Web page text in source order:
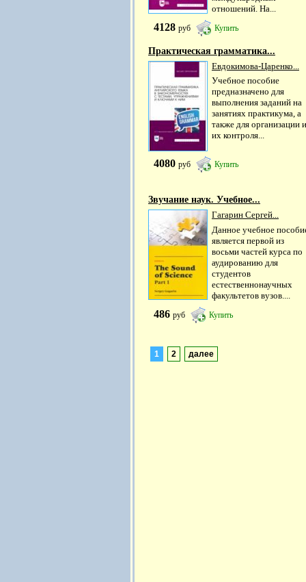
отношений. На...
4128 руб Купить
Практическая грамматика...
Евдокимова-Царенко...
Учебное пособие
предназначено для
выполнения заданий на
занятиях практикума, а
также для организации и
их контроля...
4080 руб Купить
Звучание наук. Учебное...
Гагарин Сергей...
Данное учебное
является первой из
восьми частей курса по
аудированию для
студентов
естественнонаучных
факультетов вузов....
486 руб Купить
1 2 далее